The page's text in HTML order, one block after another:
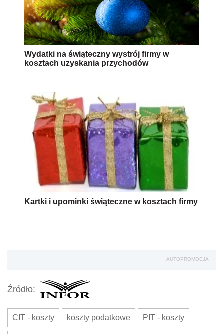
Wydatki na świąteczny wystrój firmy w
kosztach uzyskania przychodów
Kartki i upominki świąteczne w kosztach firmy
AUTOPROMOCJA
Źródło:
CIT - koszty koszty podatkowe PIT - koszty